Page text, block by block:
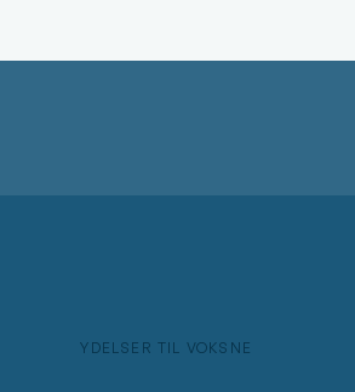
YDELSER TIL VOKSNE